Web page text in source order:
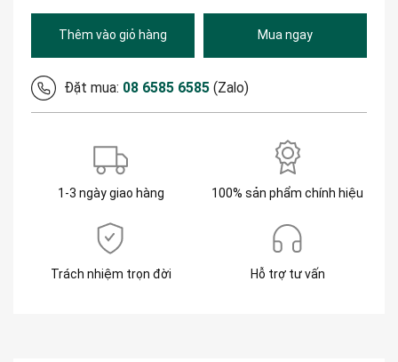
Thêm vào giỏ hàng Mua ngay
Đặt mua: 08 6585 6585 (Zalo)
1-3 ngày giao hàng 100% sản phẩm chính hiệu
Trách nhiệm trọn đời Hỗ trợ tư vấn